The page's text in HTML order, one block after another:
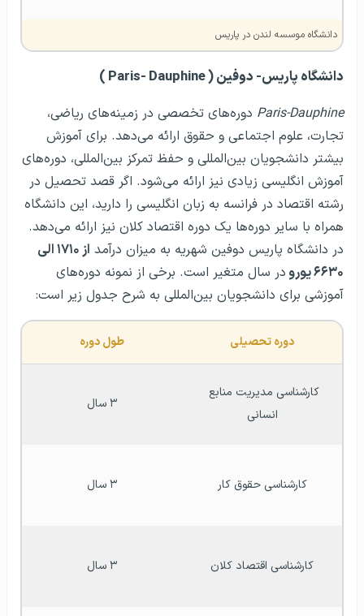
دانشگاه موسسه لندن در پاریس
دانشگاه پاریس- دوفین ( Paris- Dauphine )
Paris-Dauphine دوره‌های تخصصی در زمینه‌های ریاضی،
تجارت، علوم اجتماعی و حقوق ارائه می‌دهد. برای آموزش
بیشتر دانشجویان بین‌المللی و حفظ تمرکز بین‌المللی، دوره‌های
آموزش انگلیسی زیادی نیز ارائه می‌شود. اگر قصد تحصیل در
رشته اقتصاد در فرانسه به زبان انگلیسی را دارید، این دانشگاه
همراه با سایر دوره‌ها یک دوره اقتصاد کلان نیز ارائه می‌دهد.
در دانشگاه پاریس دوفین شهریه به میزان درآمد
از ۱۷۱۰ الی
۶۶۳۰ یورو
در سال متغیر است. برخی از نمونه دوره‌های
آموزشی برای دانشجویان بین‌المللی به شرح جدول زیر است:
دوره تحصیلی طول دوره
انسانی
۳ سال
کارشناسی حقوق کار ۳ سال
کارشناسی اقتصاد کلان ۳ سال